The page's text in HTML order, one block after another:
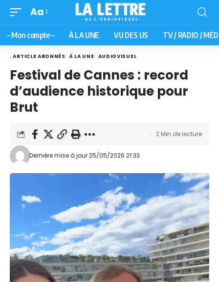
Aa
– Mon compte – À LA UNE VU DES US TV / RADIO /
. ARTICLE ABONNÉS À LA UNE AUDIOVISUEL
Festival de Cannes : record
d’audience historique pour
Brut
Dernière mise à jour 25/05/2026 21:33
2 Min de lecture